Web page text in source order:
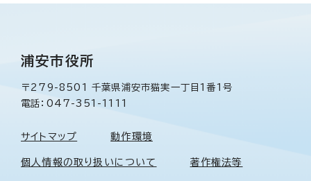
浦安市役所
〒279-8501 千葉県浦安市猫実一丁目1番1号
電話：047-351-1111
サイトマップ 動作環境
個人情報の取り扱いについて 著作権法等